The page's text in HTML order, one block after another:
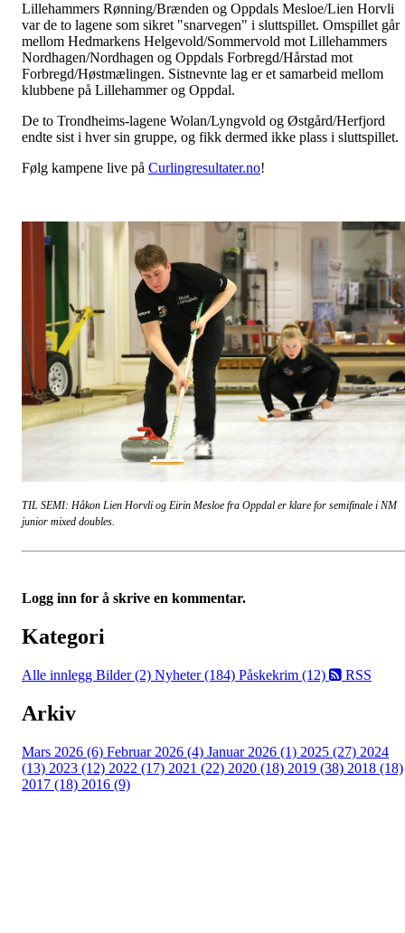
Lillehammers Rønning/Brænden og Oppdals Mesloe/Lien Horvli
var de to lagene som sikret "snarvegen" i sluttspillet. Omspillet går
mellom Hedmarkens Helgevold/Sommervold mot Lillehammers
Nordhagen/Nordhagen og Oppdals Forbregd/Hårstad mot
Forbregd/Høstmælingen. Sistnevnte lag er et samarbeid mellom
klubbene på Lillehammer og Oppdal.
De to Trondheims-lagene Wolan/Lyngvold og Østgård/Herfjord
endte sist i hver sin gruppe, og fikk dermed ikke plass i sluttspillet.
Følg kampene live på Curlingresultater.no!
TIL SEMI: Håkon Lien Horvli og Eirin Mesloe fra Oppdal er klare for semifinale i NM
junior mixed doubles.
Logg inn for å skrive en kommentar.
Kategori
Alle innlegg Bilder (2) Nyheter (184) Påskekrim (12) RSS
Arkiv
Mars 2026 (6) Februar 2026 (4) Januar 2026 (1) 2025 (27) 2024
(13) 2023 (12) 2022 (17) 2021 (22) 2020 (18) 2019 (38) 2018 (18)
2017 (18) 2016 (9)